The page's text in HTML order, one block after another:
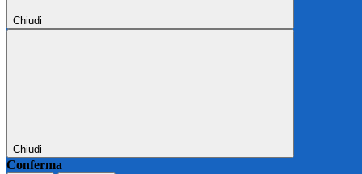
Chiudi
Chiudi
Conferma